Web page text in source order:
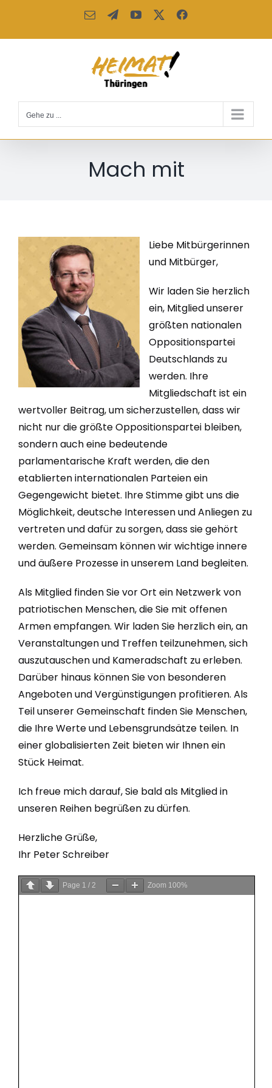
springen
E-
TelegramYouTube Facebook
Gehe zu ...
Mach mit
Liebe Mitbürgerinnen
und Mitbürger,
Wir laden Sie herzlich
ein, Mitglied unserer
größten nationalen
Oppositionspartei
Deutschlands zu
werden. Ihre
Mitgliedschaft ist ein
wertvoller Beitrag, um sicherzustellen, dass wir
nicht nur die größte Oppositionspartei bleiben,
sondern auch eine bedeutende
parlamentarische Kraft werden, die den
etablierten internationalen Parteien ein
Gegengewicht bietet. Ihre Stimme gibt uns die
Möglichkeit, deutsche Interessen und Anliegen zu
vertreten und dafür zu sorgen, dass sie gehört
werden. Gemeinsam können wir wichtige innere
und äußere Prozesse in unserem Land begleiten.
Als Mitglied finden Sie vor Ort ein Netzwerk von
patriotischen Menschen, die Sie mit offenen
Armen empfangen. Wir laden Sie herzlich ein, an
Veranstaltungen und Treffen teilzunehmen, sich
auszutauschen und Kameradschaft zu erleben.
Darüber hinaus können Sie von besonderen
Angeboten und Vergünstigungen profitieren. Als
Teil unserer Gemeinschaft finden Sie Menschen,
die Ihre Werte und Lebensgrundsätze teilen. In
einer globalisierten Zeit bieten wir Ihnen ein
Stück Heimat.
Ich freue mich darauf, Sie bald als Mitglied in
unseren Reihen begrüßen zu dürfen.
Herzliche Grüße,
Ihr Peter Schreiber
Page 1 / 2 Zoom 100%